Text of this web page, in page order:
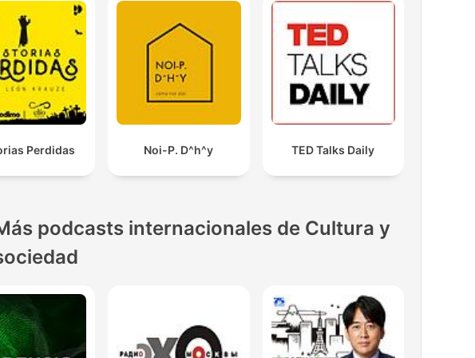
Perdidas Noi-P. D^h^y TED Talks Daily
podcasts internacionales de Cultura y